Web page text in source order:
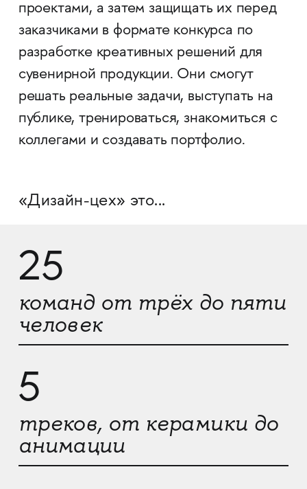
проектами, а затем защищать их перед
заказчиками в формате конкурса по
разработке креативных решений для
сувенирной продукции. Они смогут
решать реальные задачи, выступать на
публике, тренироваться, знакомиться с
коллегами и создавать портфолио.
«Дизайн-цех» это...
25
команд от трёх до пяти
человек
5
треков, от керамики до
анимации